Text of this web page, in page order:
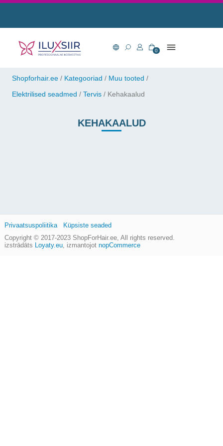
0
Shopforhair.ee / Kategooriad / Muu tooted /
Elektrilised seadmed / Tervis / Kehakaalud
KEHAKAALUD
Copyright © 2017-2023 ShopForHair.ee, All rights reserved.
izstrādāts Loyaty.eu, izmantojot nopCommerce
Privaatsuspoliitika Küpsiste seaded